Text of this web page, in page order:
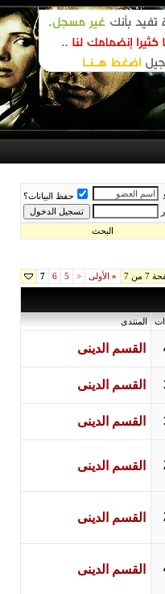
حفظ البيانات؟
البحث
«الأولى <
5
7
المنتدى
القسم الدينى
القسم الدينى
القسم الدينى
القسم الدينى
القسم الدينى
القسم الدينى